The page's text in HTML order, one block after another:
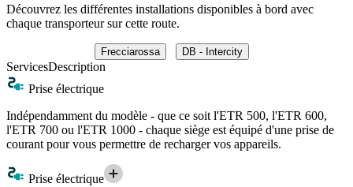
Découvrez les différentes installations disponibles à bord avec
chaque transporteur sur cette route.
Frecciarossa DB - Intercity
ServicesDescription
Prise électrique
Indépendamment du modèle - que ce soit l'ETR 500, l'ETR 600,
l'ETR 700 ou l'ETR 1000 - chaque siège est équipé d'une prise de
courant pour vous permettre de recharger vos appareils.
Prise électrique